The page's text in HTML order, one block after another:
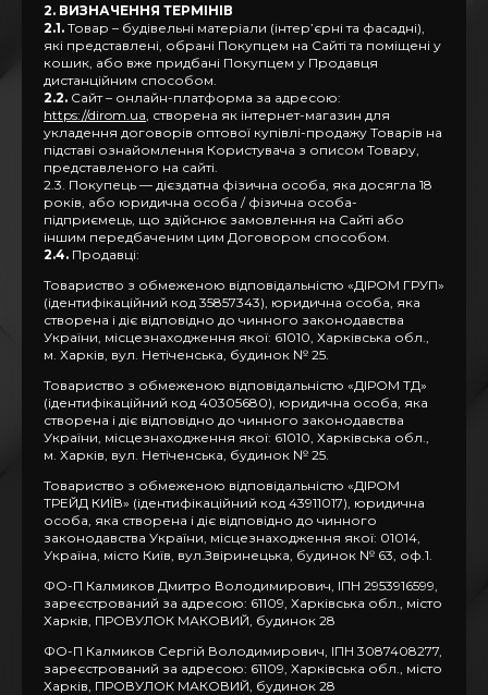
2. ВИЗНАЧЕННЯ ТЕРМІНІВ
2.1. Товар – будівельні матеріали (інтер’єрні та фасадні),
які представлені, обрані Покупцем на Сайті та поміщені у
кошик, або вже придбані Покупцем у Продавця
дистанційним способом.
2.2. Сайт – онлайн-платформа за адресою:
https://dirom.ua , створена як інтернет-магазин для
укладення договорів оптової купівлі-продажу Товарів на
підставі ознайомлення Користувача з описом Товару,
представленого на сайті.
2.3. Покупець — дієздатна фізична особа, яка досягла 18
років, або юридична особа / фізична особа-
підприємець, що здійснює замовлення на Сайті або
іншим передбаченим цим Договором способом.
2.4. Продавці:
Товариство з обмеженою відповідальністю «ДІРОМ ГРУП»
(ідентифікаційний код 35857343), юридична особа, яка
створена і діє відповідно до чинного законодавства
України, місцезнаходження якої: 61010, Харківська обл.,
м. Харків, вул. Нетіченська, будинок № 25.
Товариство з обмеженою відповідальністю «ДІРОМ ТД»
(ідентифікаційний код 40305680), юридична особа, яка
створена і діє відповідно до чинного законодавства
України, місцезнаходження якої: 61010, Харківська обл.,
м. Харків, вул. Нетіченська, будинок № 25.
Товариство з обмеженою відповідальністю «ДІРОМ
ТРЕЙД КИЇВ» (ідентифікаційний код 43911017), юридична
особа, яка створена і діє відповідно до чинного
законодавства України, місцезнаходження якої: 01014,
Україна, місто Київ, вул.Звіринецька, будинок № 63, оф.1.
ФО-П Калмиков Дмитро Володимирович, ІПН 2953916599,
зареєстрований за адресою: 61109, Харківська обл., місто
Харків, ПРОВУЛОК МАКОВИЙ, будинок 28
ФО-П Калмиков Сергій Володимирович, ІПН 3087408277,
зареєстрований за адресою: 61109, Харківська обл., місто
Харків, ПРОВУЛОК МАКОВИЙ, будинок 28